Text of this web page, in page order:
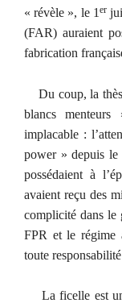
« révèle », le 1 er
(FAR) auraient
fabrication
Du coup, la
blancs
implacable :
power » depuis
possédaient à
avaient reçu des
complicité dans le
FPR et le régime
toute
La ficelle est un